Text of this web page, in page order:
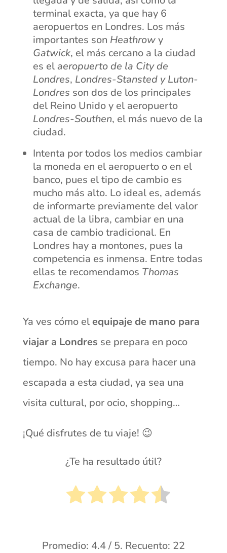
terminal exacta, ya que hay 6
aeropuertos en Londres. Los más
importantes son Heathrowy
Gatwick, el más cercano a la ciudad
es elaeropuerto de la City de
Londres, Londres-Stansted y Luton-
Londres son dos de los principales
del Reino Unido y el aeropuerto
Londres-Southen, el más nuevo de la
ciudad.
Intenta por todos los medios cambiar
la moneda en el aeropuerto o en el
banco, pues el tipo de cambio es
mucho más alto. Lo ideal es, además
de informarte previamente del valor
actual de la libra, cambiar en una
casa de cambio tradicional. En
Londres hay a montones, pues la
competencia es inmensa. Entre todas
ellas te recomendamos Thomas
Exchange.
Ya ves cómo elequipaje de mano para
viajar a Londres se prepara en poco
tiempo. No hay excusa para hacer una
escapada a esta ciudad, ya sea una
visita cultural, por ocio, shopping…
¡Qué disfrutes de tu viaje! 😉
¿Te ha resultado útil?
Promedio: 4.4/ 5. Recuento: 22